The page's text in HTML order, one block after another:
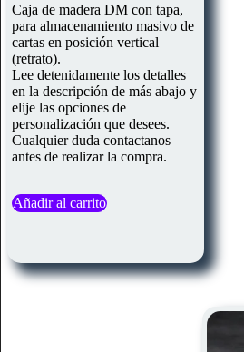
de 5
Caja de madera DM con tapa,
para almacenamiento masivo de
cartas en posición vertical
(retrato).
Lee detenidamente los detalles
en la descripción de más abajo y
elije las opciones de
personalización que desees.
Cualquier duda contactanos
antes de realizar la compra.
Añadir al carrito